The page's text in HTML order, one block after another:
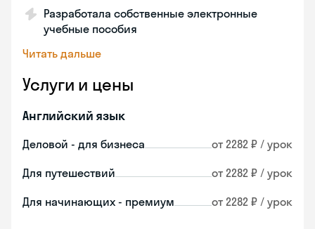
Разработала собственные электронные
учебные пособия
Читать дальше
Услуги и цены
Английский язык
Деловой - для бизнеса от 2282 ₽ / урок
Для путешествий от 2282 ₽ / урок
Для начинающих - премиум от 2282 ₽ / урок